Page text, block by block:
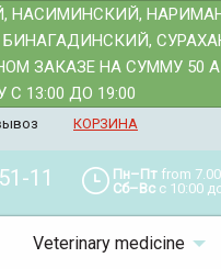
НАСИМИНСКИЙ,
ЗАКАЗЕ НА СУММУ 50
С 13:00 ДО 19:00
КОРЗИНА
11 Пн–Пт from
Сб–Вс с 10:00
Veterinary medicine